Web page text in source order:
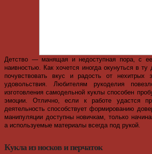
Детство — манящая и недоступная пора, с ее
наивностью. Как хочется иногда окунуться в
почувствовать вкус и радость от нехитрых
удовольствия. Любителям рукоделия
изготовления самодельной куклы способен
эмоции. Отлично, если к работе удастся
деятельность способствует формированию
манипуляции доступны новичкам, только
а используемые материалы всегда под рукой.
Кукла из носков и перчаток